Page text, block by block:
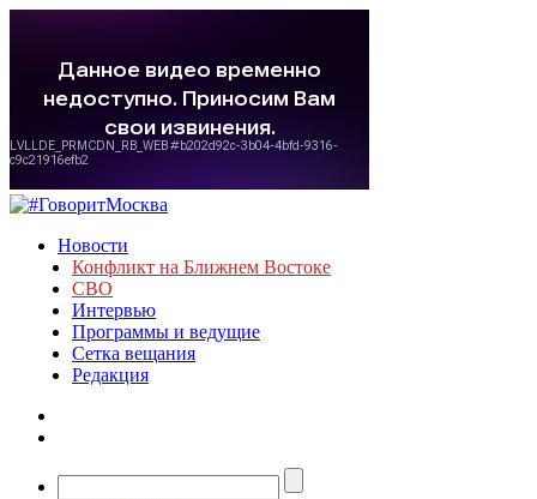
Новости
Конфликт на Ближнем Востоке
СВО
Интервью
Программы и ведущие
Сетка вещания
Редакция